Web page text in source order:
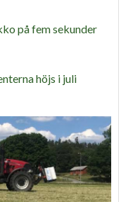
på fem sekunder
höjs i juli